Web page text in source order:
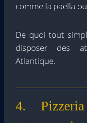
comme la paella
De quoi tout
disposer des
Atlantique.
4.